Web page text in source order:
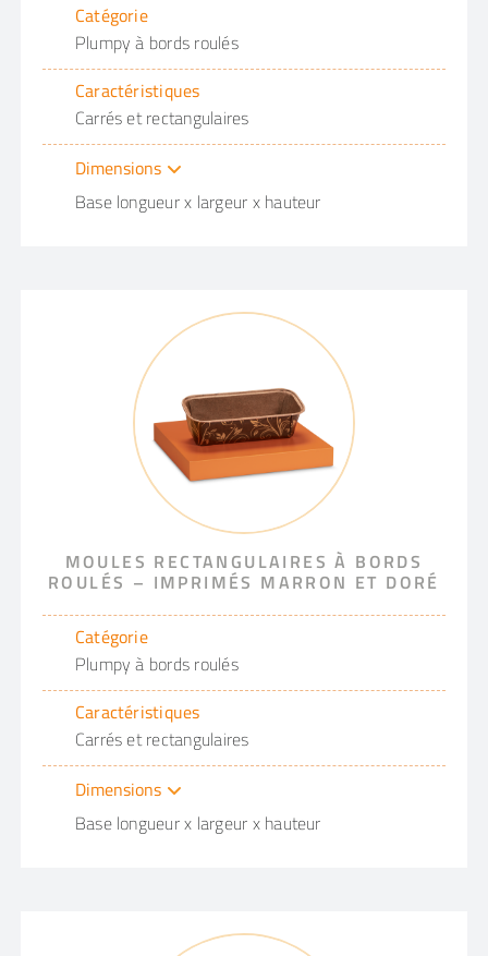
Catégorie
Plumpy à bords roulés
Caractéristiques
Carrés et rectangulaires
Dimensions
Base longueur x largeur x hauteur
MOULES RECTANGULAIRES À BORDS
ROULÉS – IMPRIMÉS MARRON ET DORÉ
Catégorie
Plumpy à bords roulés
Caractéristiques
Carrés et rectangulaires
Dimensions
Base longueur x largeur x hauteur